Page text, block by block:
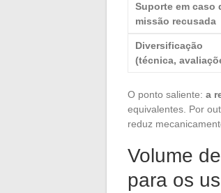
Suporte em caso
missão recusada
Diversificação
(técnica,
O ponto saliente: a
equivalentes. Por
reduz
Volume
para os